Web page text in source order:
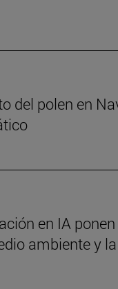
del polen en
en IA
ambiente y la